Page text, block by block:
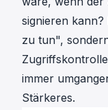
signieren kann?
zu tun",
immer
Stärkeres.